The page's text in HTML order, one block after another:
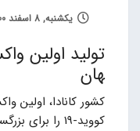
یکشنبه, 8 اسفند 1400, ساعت 21:30
هان
کشور کانادا، اولین
کووید-19 را